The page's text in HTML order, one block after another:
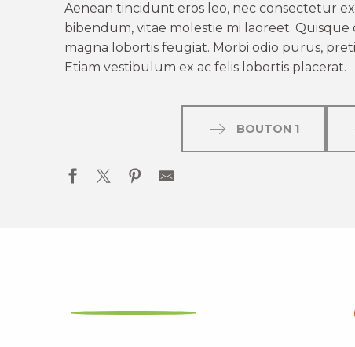
Aenean tincidunt eros leo, nec consectetur
bibendum, vitae molestie mi laoreet. Quisque
magna lobortis feugiat. Morbi odio purus,
Etiam vestibulum ex ac felis lobortis placerat.
BOUTON 1